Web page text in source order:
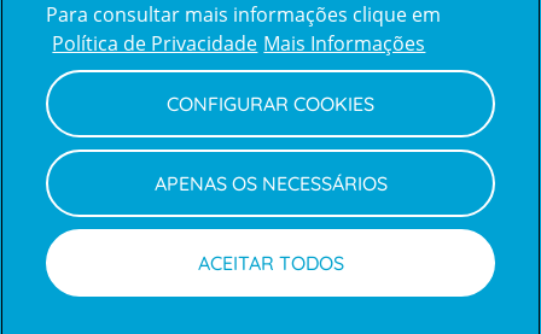
Reclamações
e
elogios
Policy
Política de Privacidade e Cookies
Termos e Condições
Declaração de Acessibilidade
Canal de Denúncias
Informações legais
Para consultar mais informações clique em
Política de Privacidade Mais Informações
CONFIGURAR COOKIES
APENAS OS NECESSÁRIOS
ACEITAR TODOS